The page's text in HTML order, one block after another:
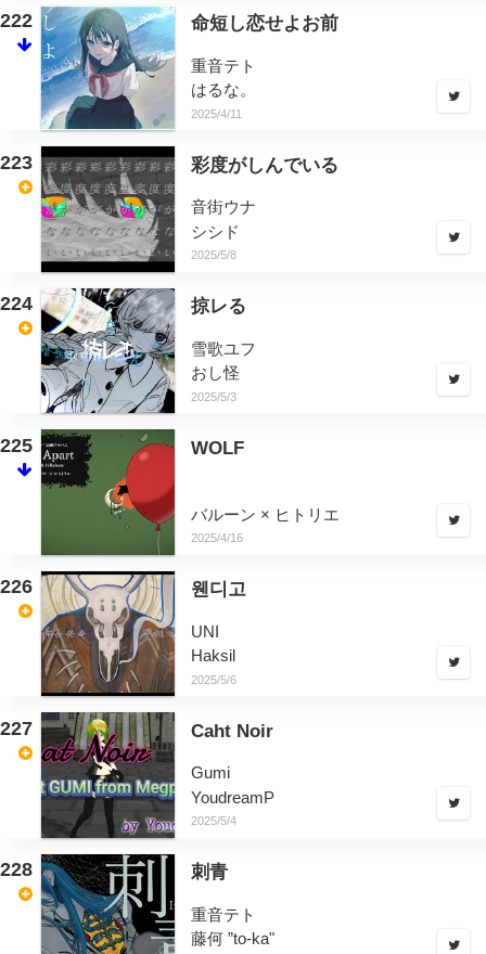
222 命短し恋せよお前
重音テト
はるな。
2025/4/11
223 彩度がしんでいる
音街ウナ
シシド
2025/5/8
224 掠レる
雪歌ユフ
おし怪
2025/5/3
225 WOLF
バルーン × ヒトリエ
2025/4/16
226 웬디고
UNI
Haksil
2025/5/6
227 Caht Noir
Gumi
YoudreamP
2025/5/4
228 刺青
重音テト
藤何 ”to-ka"